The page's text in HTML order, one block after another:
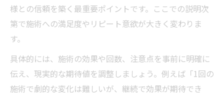
様との信頼を築く最重要ポイントです。ここでの説明次
第で施術への満足度やリピート意欲が大きく変わりま
す。
具体的には、施術の効果や回数、注意点を事前に明確に
伝え、現実的な期待値を調整しましょう。例えば「1回の
施術で劇的な変化は難しいが、継続で効果が期待でき